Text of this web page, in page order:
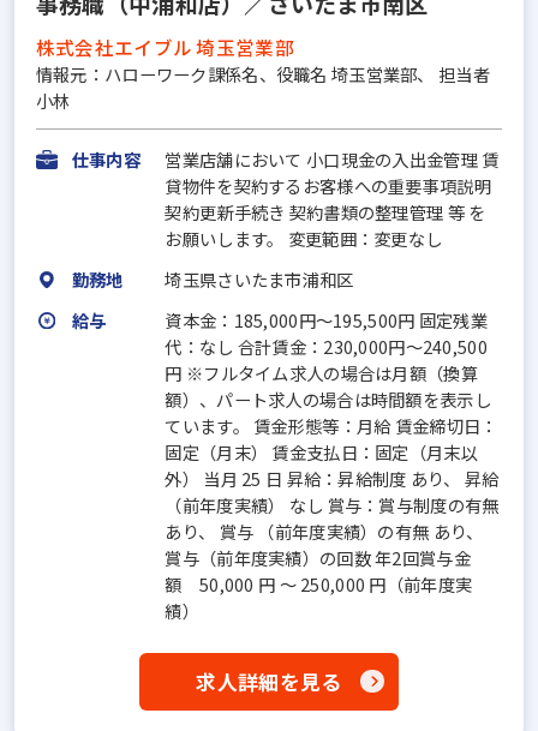
株式会社エイブル 埼玉営業部
情報元：ハローワーク課係名、役職名 埼玉営業部、 担当者
小林
仕事内容
営業店舗において 小口現金の入出金管理 賃
貸物件を契約するお客様への重要事項説明
契約更新手続き 契約書類の整理管理 等 を
お願いします。 変更範囲：変更なし
勤務地
埼玉県さいたま市浦和区
給与
資本金：185,000円〜195,500円 固定残業
代：なし 合計賃金：230,000円～240,500
円 ※フルタイム求人の場合は月額（換算
額）、パート求人の場合は時間額を表示し
ています。 賃金形態等：月給 賃金締切日：
固定（月末） 賃金支払日：固定（月末以
外） 当月 25 日 昇給：昇給制度 あり、 昇給
（前年度実績） なし 賞与：賞与制度の有無
あり、 賞与 （前年度実績）の有無 あり、
賞与（前年度実績）の回数 年2回賞与金
額 50,000 円 ～ 250,000 円（前年度実
績）
求人詳細を見る